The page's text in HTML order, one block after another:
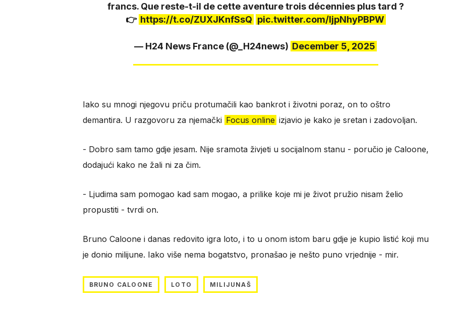
francs. Que reste-t-il de cette aventure trois décennies plus tard ?
👉 https://t.co/ZUXJKnfSsQ pic.twitter.com/IjpNhyPBPW
— H24 News France (@_H24news) December 5, 2025
Iako su mnogi njegovu priču protumačili kao bankrot i životni poraz, on to oštro
demantira. U razgovoru za njemački Focus online izjavio je kako je sretan i zadovoljan.
- Dobro sam tamo gdje jesam. Nije sramota živjeti u socijalnom stanu - poručio je Caloone,
dodajući kako ne žali ni za čim.
- Ljudima sam pomogao kad sam mogao, a prilike koje mi je život pružio nisam želio
propustiti - tvrdi on.
Bruno Caloone i danas redovito igra loto, i to u onom istom baru gdje je kupio listić koji mu
je donio milijune. Iako više nema bogatstvo, pronašao je nešto puno vrjednije - mir.
BRUNO CALOONE LOTO MILIJUNAŠ